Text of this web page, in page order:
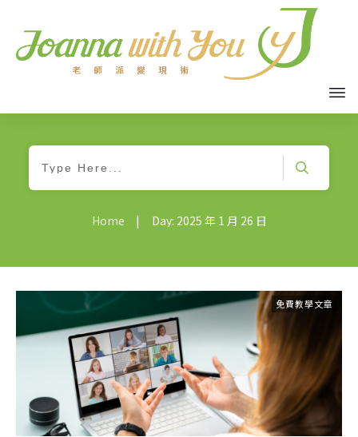
Home | Day: 2025 年 1 月 26 日
免費教學文章